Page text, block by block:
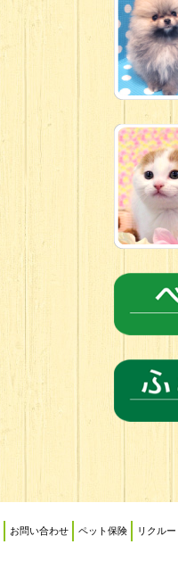
コ
スタッフ
なわんち
介(*ﾉωﾉ)
お問い合わせ ペット保険 リクルー